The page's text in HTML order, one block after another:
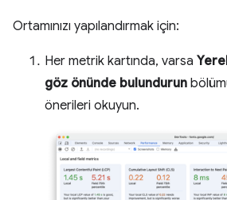
Ortamınızı yapılandırmak için:
Her metrik kartında, varsa
göz önünde bulundurun
önerileri okuyun.